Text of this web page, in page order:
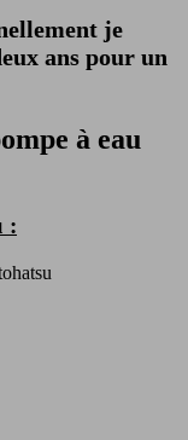
je
ans pour un
à eau
: